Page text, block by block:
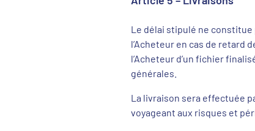
Le délai stipulé ne constitue
l’Acheteur en cas de retard
l’Acheteur d’un fichier
générales.
La livraison sera effectuée
voyageant aux risques et